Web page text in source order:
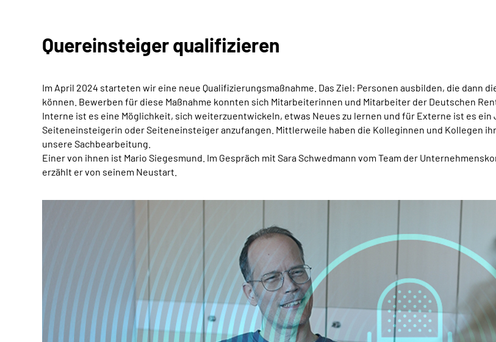
Quereinsteiger qualifizieren
Im April 2024 starteten wir eine neue Qualifizierungsmaßnahme. Das Ziel: Personen ausbilden, die dann
können. Bewerben für diese Maßnahme konnten sich Mitarbeiterinnen und Mitarbeiter der Deutschen
Interne ist es eine Möglichkeit, sich weiterzuentwickeln, etwas Neues zu lernen und für Externe ist es
Seiteneinsteigerin oder Seiteneinsteiger anzufangen. Mittlerweile haben die Kolleginnen und Kollegen
unsere Sachbearbeitung.
Einer von ihnen ist Mario Siegesmund. Im Gespräch mit Sara Schwedmann vom Team der
erzählt er von seinem Neustart.